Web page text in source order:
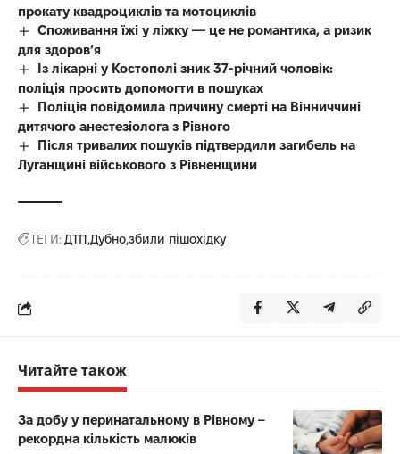
прокату квадроциклів та мотоциклів
Споживання їжі у ліжку — це не романтика, а ризик
для здоров’я
Із лікарні у Костополі зник 37-річний чоловік:
поліція просить допомогти в пошуках
Поліція повідомила причину смерті на Вінниччині
дитячого анестезіолога з Рівного
Після тривалих пошуків підтвердили загибель на
Луганщині військового з Рівненщини
ТЕГИ: ДТП Дубнозбили пішохідку
Читайте також
За добу у перинатальному в Рівному –
рекордна кількість малюків